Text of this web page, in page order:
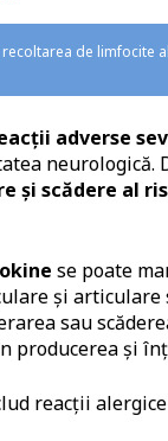
de limfocite
adverse
neurologică.
și scădere al
se poate
și articulare
sau
producerea și
reacții